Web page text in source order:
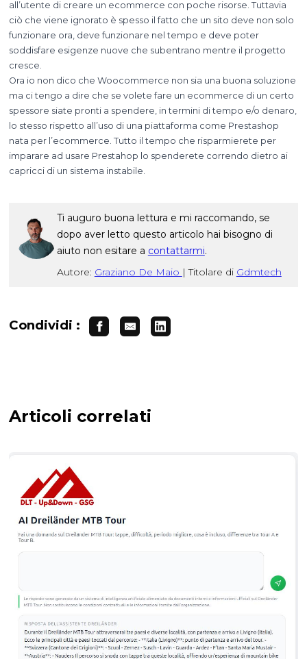
all’utente di creare un ecommerce con poche risorse. Tuttavia
ciò che viene ignorato è spesso il fatto che un sito deve non solo
funzionare ora, deve funzionare nel tempo e deve poter
soddisfare esigenze nuove che subentrano mentre il progetto
cresce.
Ora io non dico che Woocommerce non sia una buona soluzione
ma ci tengo a dire che se volete fare un ecommerce di un certo
spessore siate pronti a spendere, in termini di tempo e/o denaro,
lo stesso rispetto all’uso di una piattaforma come Prestashop
nata per l’ecommerce. Tutto il tempo che risparmierete per
imparare ad usare Prestahop lo spenderete correndo dietro ai
capricci di un sistema instabile.
Ti auguro buona lettura e mi raccomando, se
dopo aver letto questo articolo hai bisogno di
aiuto non esitare a contattarmi.
Autore: Graziano De Maio | Titolare di Gdmtech
Condividi :
Articoli correlati